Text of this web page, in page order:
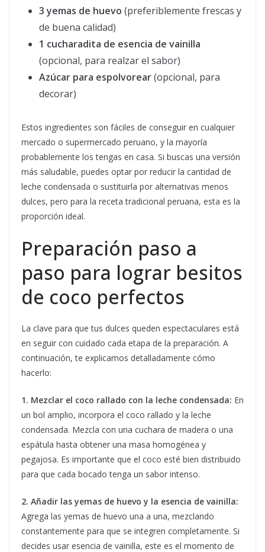
3 yemas de huevo (preferiblemente frescas y
de buena calidad)
1 cucharadita de esencia de vainilla
(opcional, para realzar el sabor)
Azúcar para espolvorear(opcional, para
decorar)
Estos ingredientes son fáciles de conseguir en cualquier
mercado o supermercado peruano, y la mayoría
probablemente los tengas en casa. Si buscas una versión
más saludable, puedes optar por reducir la cantidad de
leche condensada o sustituirla por alternativas menos
dulces, pero para la receta tradicional peruana, esta es la
proporción ideal.
Preparación paso a
paso para lograr besitos
de coco perfectos
La clave para que tus dulces queden espectaculares está
en seguir con cuidado cada etapa de la preparación. A
continuación, te explicamos detalladamente cómo
hacerlo:
1. Mezclar el coco rallado con la leche condensada: En
un bol amplio, incorpora el coco rallado y la leche
condensada. Mezcla con una cuchara de madera o una
espátula hasta obtener una masa homogénea y
pegajosa. Es importante que el coco esté bien distribuido
para que cada bocado tenga un sabor intenso.
2. Añadir las yemas de huevo y la esencia de vainilla:
Agrega las yemas de huevo una a una, mezclando
constantemente para que se integren completamente. Si
decides usar esencia de vainilla, este es el momento de